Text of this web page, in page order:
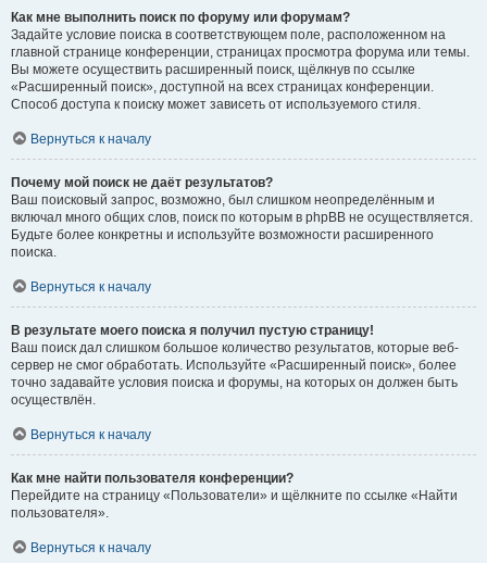
Как мне выполнить поиск по форуму или форумам?
Задайте условие поиска в соответствующем поле, расположенном на
главной странице конференции, страницах просмотра форума или темы.
Вы можете осуществить расширенный поиск, щёлкнув по ссылке
«Расширенный поиск», доступной на всех страницах конференции.
Способ доступа к поиску может зависеть от используемого стиля.
Вернуться к началу
Почему мой поиск не даёт результатов?
Ваш поисковый запрос, возможно, был слишком неопределённым и
включал много общих слов, поиск по которым в phpBB не осуществляется.
Будьте более конкретны и используйте возможности расширенного
поиска.
Вернуться к началу
В результате моего поиска я получил пустую страницу!
Ваш поиск дал слишком большое количество результатов, которые веб-
сервер не смог обработать. Используйте «Расширенный поиск», более
точно задавайте условия поиска и форумы, на которых он должен быть
осуществлён.
Вернуться к началу
Как мне найти пользователя конференции?
Перейдите на страницу «Пользователи» и щёлкните по ссылке «Найти
пользователя».
Вернуться к началу